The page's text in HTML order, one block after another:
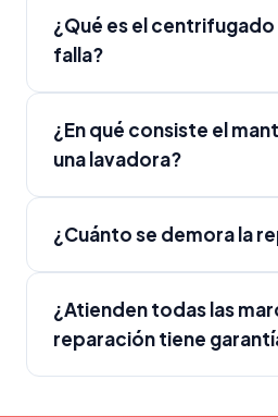
¿Qué es el
falla?
¿En qué consiste el
una lavadora?
¿Cuánto se demora la
¿Atienden todas las
reparación tiene